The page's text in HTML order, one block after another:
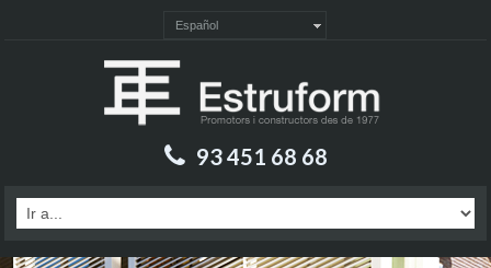
Español
93 451 68 68